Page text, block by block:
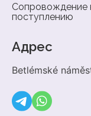
Сопровождение
поступлению
Адрес
Betlémské